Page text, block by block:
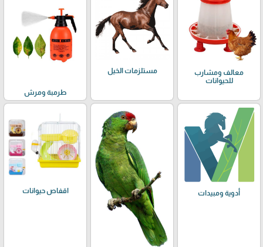
معالف ومشارب
للحيوانات
مستلزمات الخيل
طرمبة ومرش
أدوية ومبيدات اقفاص حيوانات